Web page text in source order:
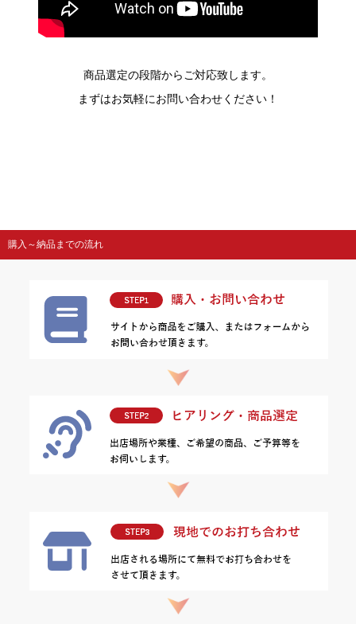
商品選定の段階からご対応致します。
まずはお気軽にお問い合わせください！
購入～納品までの流れ